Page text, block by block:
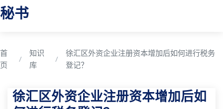
秘书
首
页
知识
库
徐汇区外资企业注册资本增加后如何进行税务
登记？
徐汇区外资企业注册资本增加后如